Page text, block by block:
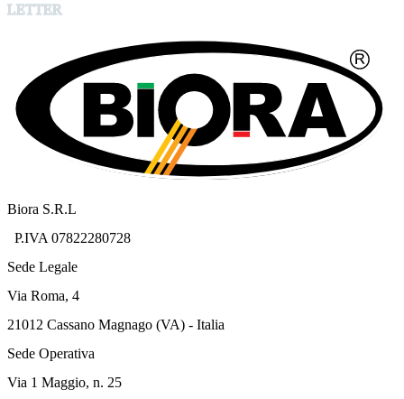
LETTER
Biora S.R.L
P.IVA 07822280728
Sede Legale
Via Roma, 4
21012 Cassano Magnago (VA) - Italia
Sede Operativa
Via 1 Maggio, n. 25